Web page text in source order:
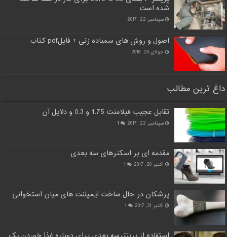
شده است
سپتامبر 22, 2017
اصول و روش های سمباده زنی + فایلpdf کتاب
جولای 26, 2018
داغ ترین مطالب
تقابل عجیب فیلامنت 1.75 و 0.3 و دلایل آن
سپتامبر 22, 2017 1
مقدمه ای بر اسکنرهای سه بعدی
اکتبر 20, 2017 1
پزشکان در حال ساخت ایمپلنت های میان استخوانی
اکتبر 31, 2017 1